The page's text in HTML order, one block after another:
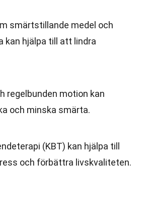
smärtstillande medel och
kan hjälpa till att lindra
regelbunden motion kan
och minska smärta.
(KBT) kan hjälpa till
och förbättra livskvaliteten.